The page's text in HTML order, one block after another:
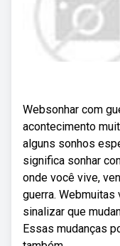
Websonhar com
acontecimento
alguns sonhos
significa sonhar
onde você vive,
guerra.
sinalizar que
Essas mudanças